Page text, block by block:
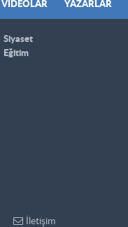
VIDEOLAR YAZARLAR
Siyaset
Eğitim
İletişim